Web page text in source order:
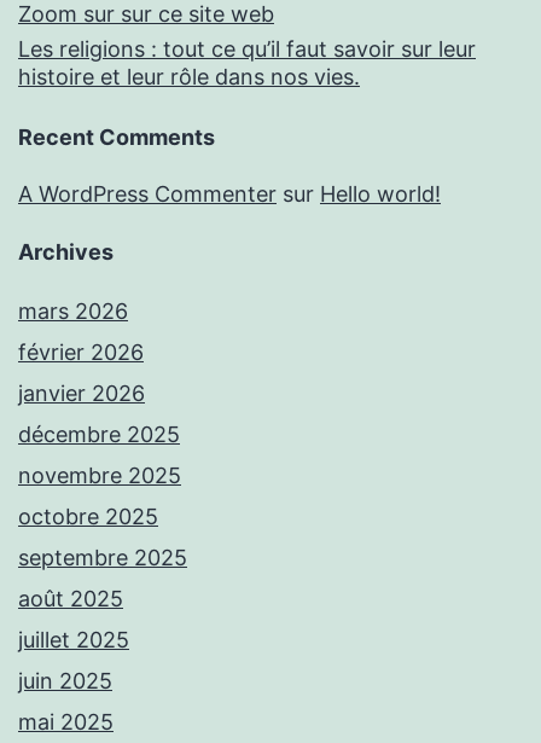
Zoom sur sur ce site web
Les religions : tout ce qu’il faut savoir sur leur
histoire et leur rôle dans nos vies.
Recent Comments
A WordPress Commenter sur Hello world!
Archives
mars 2026
février 2026
janvier 2026
décembre 2025
novembre 2025
octobre 2025
septembre 2025
août 2025
juillet 2025
juin 2025
mai 2025